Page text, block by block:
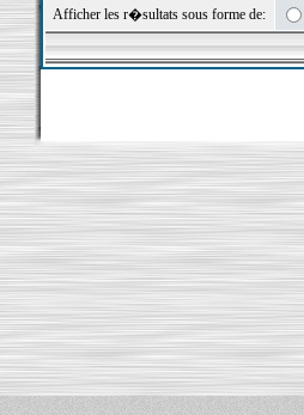
Afficher les r�sultats sous forme de: